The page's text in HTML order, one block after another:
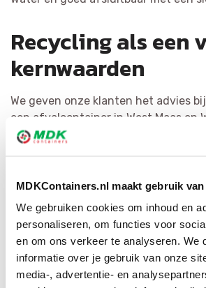
MDKContainers.nl maakt gebruik
We gebruiken cookies om inhoud en
personaliseren, om functies voor
en om ons verkeer te analyseren. We
informatie over je gebruik van onze
media-, advertentie- en
Recycling als een
kernwaarden
We geven onze klanten het advies
een afvalcontainer in West Maas en
splitsen bij de bron. Dat is
vuilnis zo efficiënt mogelijk en
herbruikbaar materiaal of als
ons brede netwerk hebben wij voor
juiste bestemming.